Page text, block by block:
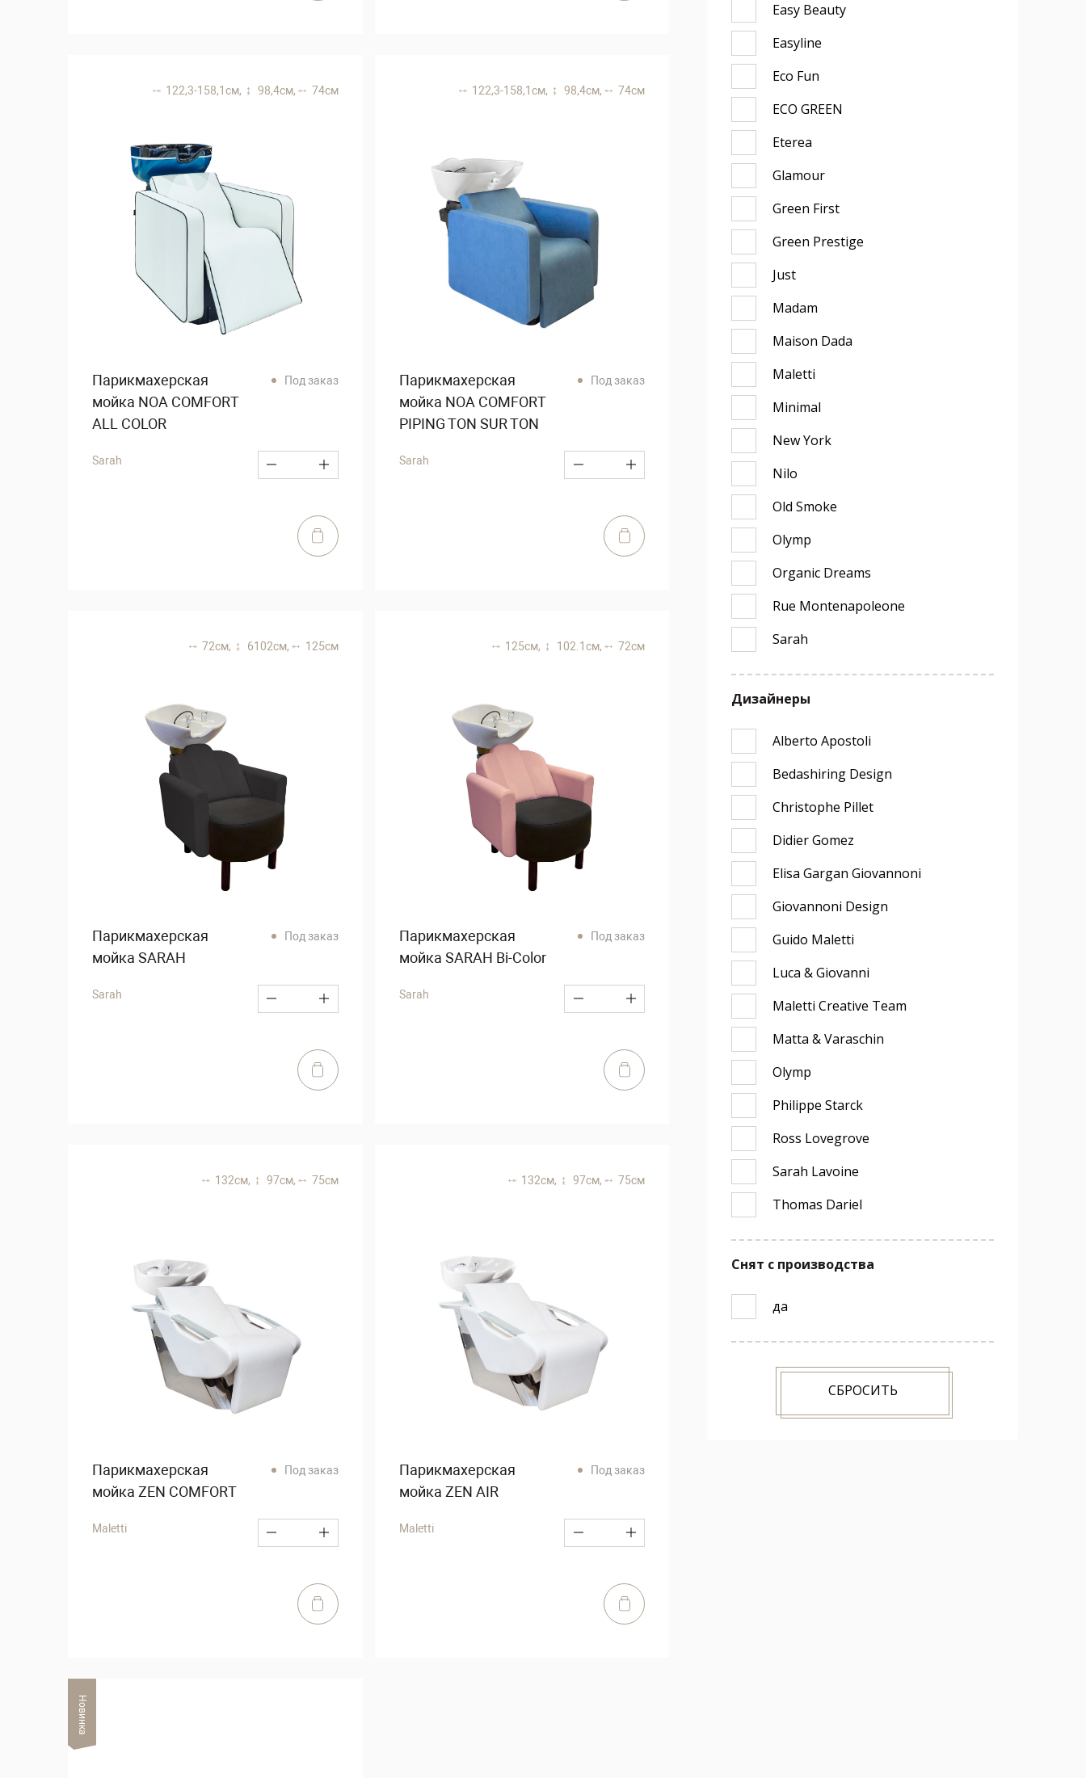
122,3-158,1 см, 98,4 см, 74 см
Парикмахерская
мойка NOA COMFORT
ALL COLOR
Под заказ
Sarah
122,3-158,1 см, 98,4 см, 74 см
Парикмахерская
мойка NOA COMFORT
PIPING TON SUR TON
Под заказ
Sarah
72 см, 6102 см, 125 см
Парикмахерская
мойка SARAH
Под заказ
Sarah
125 см, 102.1 см, 72 см
Парикмахерская
мойка SARAH Bi-Color
Под заказ
Sarah
132 см, 97 см, 75 см
Парикмахерская
мойка ZEN COMFORT
Под заказ
Maletti
132 см, 97 см, 75 см
Парикмахерская
мойка ZEN AIR
Под заказ
Maletti
Новинка
Easy Beauty
Easyline
Eco Fun
ECO GREEN
Eterea
Glamour
Green First
Green Prestige
Just
Madam
Maison Dada
Maletti
Minimal
New York
Nilo
Old Smoke
Olymp
Organic Dreams
Rue Montenapoleone
Sarah
Дизайнеры
Alberto Apostoli
Bedashiring Design
Christophe Pillet
Didier Gomez
Elisa Gargan Giovannoni
Giovannoni Design
Guido Maletti
Luca & Giovanni
Maletti Creative Team
Matta & Varaschin
Olymp
Philippe Starck
Ross Lovegrove
Sarah Lavoine
Thomas Dariel
Снят с производства
да
СБРОСИТЬ